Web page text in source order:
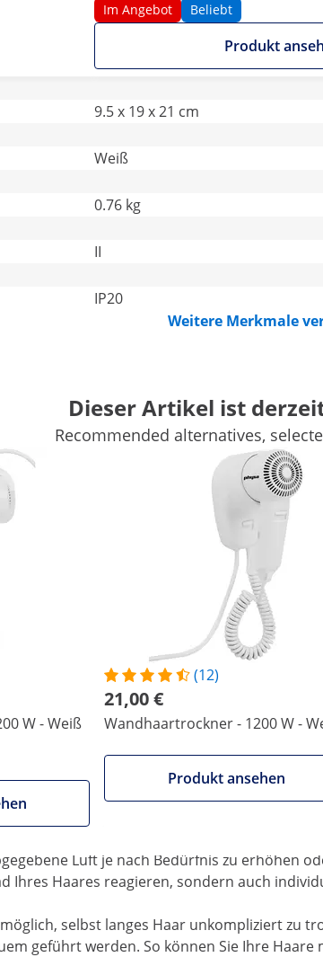
Im Angebot Beliebt
Produkt
9.5 x 19 x 21 cm
Weiß
0.76 kg
II
IP20
Weitere Merkmale
Dieser Artikel ist
Recommended alternatives,
W - Weiß
(12)
21,00 €
Wandhaartrockner - 1200 W -
Produkt ansehen
optimal Ihren Hotelbedarf, da er vor allem
konzipiert wurde. Der
stationäres Gerät für eine schnelle und
erwünscht ist.
Im Gegensatz zu vielen vergleichbaren
Sobald Sie den Föhnkopf von seiner
direkt von Ihnen verwendet werden kann.
werden und das Gerät schaltet sich
700 Watt und erwärmt die ausströmende
von 13 m/s erreicht. Diese Lufttemperatur
zu beschädigen oder zu verwirren. Das
den Wandhaartrockner zu einem überaus
An der Vorderseite des Trockners
Luft je nach Bedürfnis zu erhöhen
Ihres Haares reagieren, sondern auch
selbst langes Haar unkompliziert zu
geführt werden. So können Sie Ihre Haare